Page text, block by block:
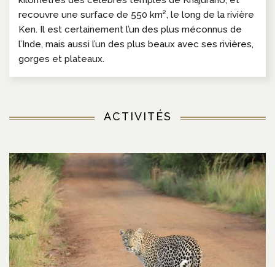
recouvre une surface de 550 km², le long de la rivière
Ken. Il est certainement l’un des plus méconnus de
l’Inde, mais aussi l’un des plus beaux avec ses rivières,
gorges et plateaux.
ACTIVITÉS